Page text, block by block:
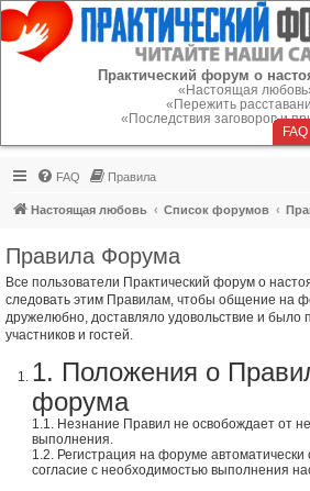
Регистрация
Практический форум о
«Настоящая
«Пережить
«Последствия заговоров и
FAQ
FAQ Правила
Настоящая любовь Список форумов
Правила Форума
Все пользователи Практический форум о
следовать этим Правилам, чтобы общение на
дружелюбно, доставляло удовольствие и было
участников и гостей.
1. Положения о
форума
1.1. Незнание Правил не освобождает от
выполнения.
1.2. Регистрация на форуме
согласие с необходимостью выполнения